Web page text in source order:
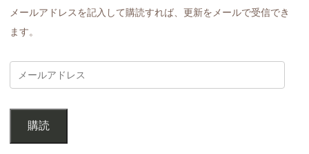
メールアドレスを記入して購読すれば、更新をメールで受信でき
ます。
購読